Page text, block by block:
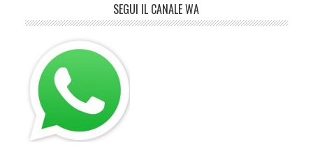
SEGUI IL CANALE WA